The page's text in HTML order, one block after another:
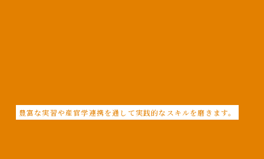
豊富な実習や産官学連携を通して実践的なスキルを磨きます。